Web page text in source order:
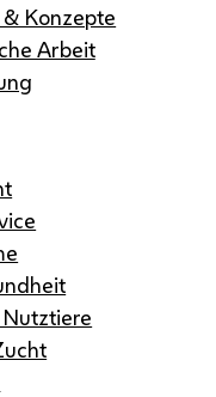
Konzepte
Arbeit